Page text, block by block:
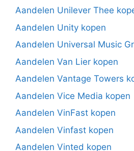
Aandelen Unilever Thee
Aandelen Unity kopen
Aandelen Universal Music
Aandelen Van Lier kopen
Aandelen Vantage Towers
Aandelen Vice Media kopen
Aandelen VinFast kopen
Aandelen Vinfast kopen
Aandelen Vinted kopen